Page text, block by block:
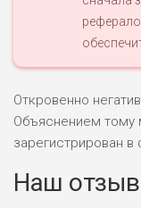
НАЗВАНИЕ
РИСКИ: НИЗКИЕ
ДОХОД:
БЮДЖЕТ:
Откровенно
Объяснением тому
зарегистрирован в
Наш отзыв